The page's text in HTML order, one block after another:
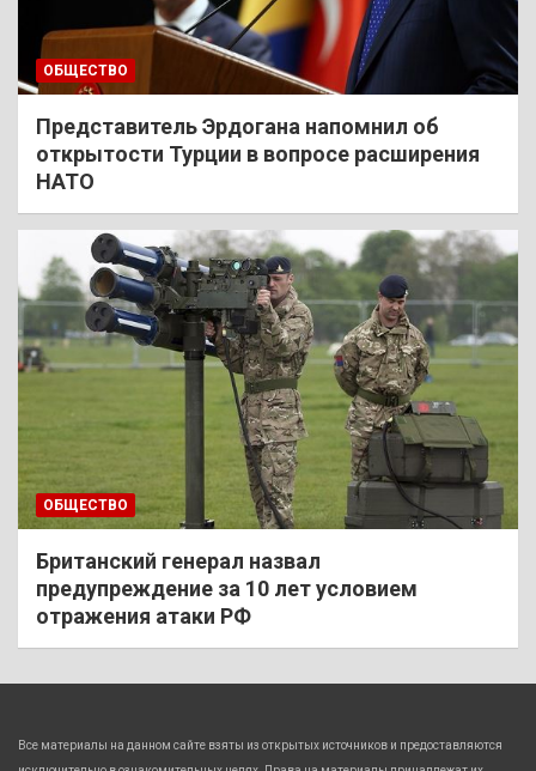
ОБЩЕСТВО
Представитель Эрдогана напомнил об
открытости Турции в вопросе расширения
НАТО
ОБЩЕСТВО
Британский генерал назвал
предупреждение за 10 лет условием
отражения атаки РФ
Все материалы на данном сайте взяты из открытых источников и предоставляются